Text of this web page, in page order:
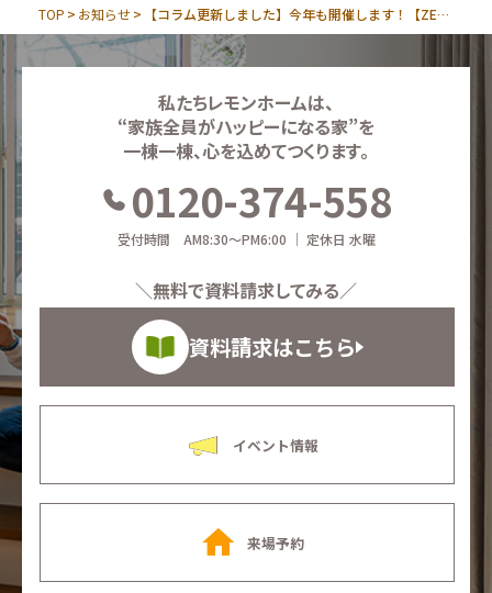
TOP お知らせ 【コラム更新しました】今年も開催します！【ZEH宿泊体験会】平塚市パートナー事業 2023夏
私たちレモンホームは、
“家族全員がハッピーになる家”を
一棟一棟、心を込めてつくります。
0120-374-558
受付時間 AM8:30～PM6:00 ｜ 定休日 水曜
＼無料で資料請求してみる／
資料請求はこちら
イベント情報
来場予約